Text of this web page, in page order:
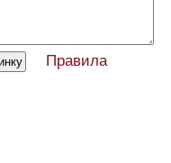
Правила